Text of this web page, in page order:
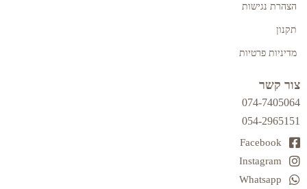
הצהרת נגישות
תקנון
מדיניות פרטיות
צור קשר
074-7405064
054-2965151
Facebook
Instagram
Whatsapp